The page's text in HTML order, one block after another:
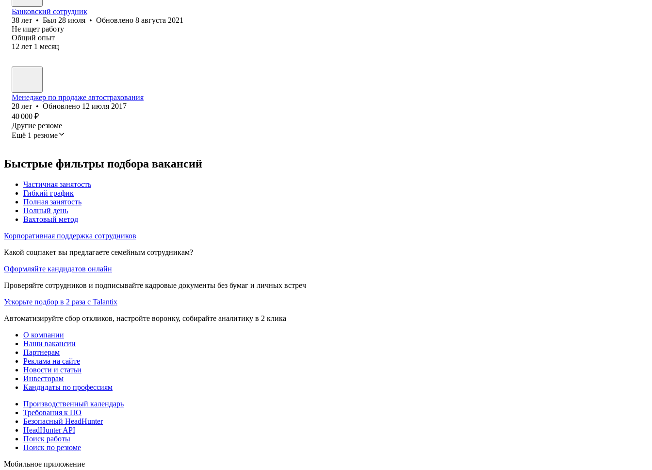
Банковский сотрудник
38 лет • Был 28 июля • Обновлено 8 августа 2021
Не ищет работу
Общий опыт
12 лет 1 месяц
Менеджер по продаже автострахования
28 лет • Обновлено 12 июля 2017
40 000 ₽
Другие резюме
Ещё 1 резюме
Быстрые фильтры подбора вакансий
Частичная занятость
Гибкий график
Полная занятость
Полный день
Вахтовый метод
Корпоративная поддержка сотрудников
Какой соцпакет вы предлагаете семейным сотрудникам?
Оформляйте кандидатов онлайн
Проверяйте сотрудников и подписывайте кадровые документы без бумаг и личных встреч
Ускорьте подбор в 2 раза с Talantix
Автоматизируйте сбор откликов, настройте воронку, собирайте аналитику в 2 клика
О компании
Наши вакансии
Партнерам
Реклама на сайте
Новости и статьи
Инвесторам
Кандидаты по профессиям
Производственный календарь
Требования к ПО
Безопасный HeadHunter
HeadHunter API
Поиск работы
Поиск по резюме
Мобильное приложение